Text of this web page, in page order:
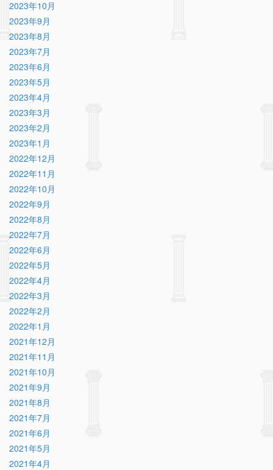
2023年10月
2023年9月
2023年8月
2023年7月
2023年6月
2023年5月
2023年4月
2023年3月
2023年2月
2023年1月
2022年12月
2022年11月
2022年10月
2022年9月
2022年8月
2022年7月
2022年6月
2022年5月
2022年4月
2022年3月
2022年2月
2022年1月
2021年12月
2021年11月
2021年10月
2021年9月
2021年8月
2021年7月
2021年6月
2021年5月
2021年4月